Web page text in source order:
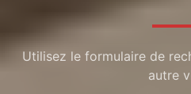
Utilisez le formulaire de
autre